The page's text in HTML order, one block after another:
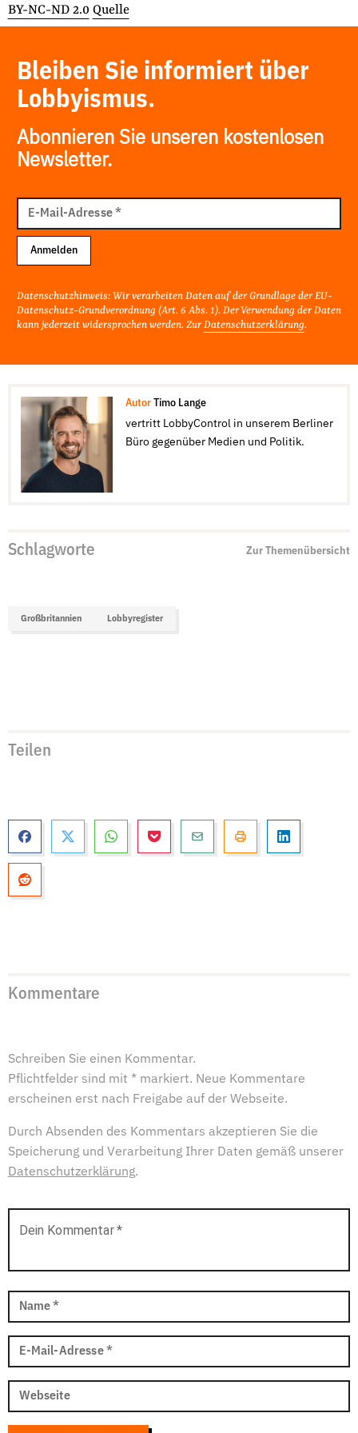
BY-NC-ND 2.0 Quelle
Bleiben Sie informiert über
Lobbyismus.
Abonnieren Sie unseren kostenlosen
Newsletter.
Mail
Adresse
E-Mail-Adresse*
Anmelden
Datenschutzhinweis: Wir verarbeiten Daten auf der Grundlage der EU-
Datenschutz-Grundverordnung (Art. 6 Abs. 1). Der Verwendung der Daten
kann jederzeit widersprochen werden. Zur Datenschutzerklärung.
Autor Timo Lange
vertritt LobbyControl in unserem Berliner
Büro gegenüber Medien und Politik.
Schlagworte Zur Themenübersicht
Großbritannien Lobbyregister
Teilen
Kommentare
Schreiben Sie einen Kommentar.
Pflichtfelder sind mit * markiert. Neue Kommentare
erscheinen erst nach Freigabe auf der Webseite.
Durch Absenden des Kommentars akzeptieren Sie die
Speicherung und Verarbeitung Ihrer Daten gemäß unserer
Datenschutzerklärung.
Dein Kommentar*
Name *
E-Mail-Adresse *
Webseite